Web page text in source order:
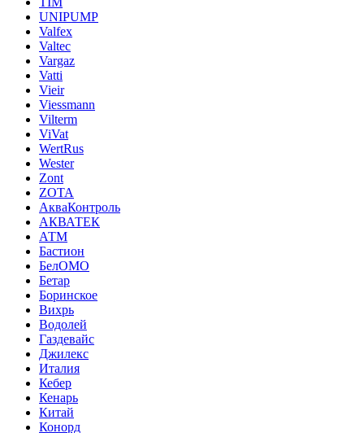
UNIPUMP
Valfex
Valtec
Vargaz
Vatti
Vieir
Viessmann
Vilterm
ViVat
WertRus
Wester
Zont
ZOTA
АкваКонтроль
АКВАТЕК
АТМ
Бастион
БелОМО
Бетар
Боринское
Вихрь
Водолей
Газдевайс
Джилекс
Италия
Кебер
Кенарь
Китай
Конорд